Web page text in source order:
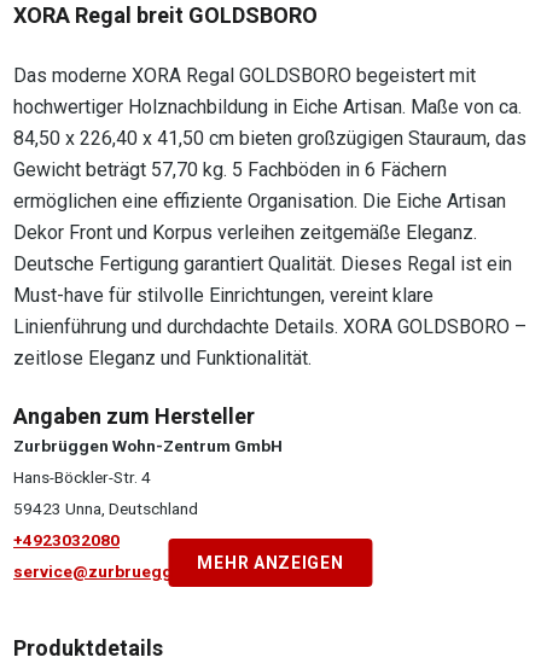
XORA Regal breit GOLDSBORO
Das moderne XORA Regal GOLDSBORO begeistert mit
hochwertiger Holznachbildung in Eiche Artisan. Maße von ca.
84,50 x 226,40 x 41,50 cm bieten großzügigen Stauraum, das
Gewicht beträgt 57,70 kg. 5 Fachböden in 6 Fächern
ermöglichen eine effiziente Organisation. Die Eiche Artisan
Dekor Front und Korpus verleihen zeitgemäße Eleganz.
Deutsche Fertigung garantiert Qualität. Dieses Regal ist ein
Must-have für stilvolle Einrichtungen, vereint klare
Linienführung und durchdachte Details. XORA GOLDSBORO –
zeitlose Eleganz und Funktionalität.
Angaben zum Hersteller
Zurbrüggen Wohn-Zentrum GmbH
Hans-Böckler-Str. 4
59423 Unna, Deutschland
+4923032080
service@zurbrueggen.deMEHR ANZEIGEN
Produktdetails